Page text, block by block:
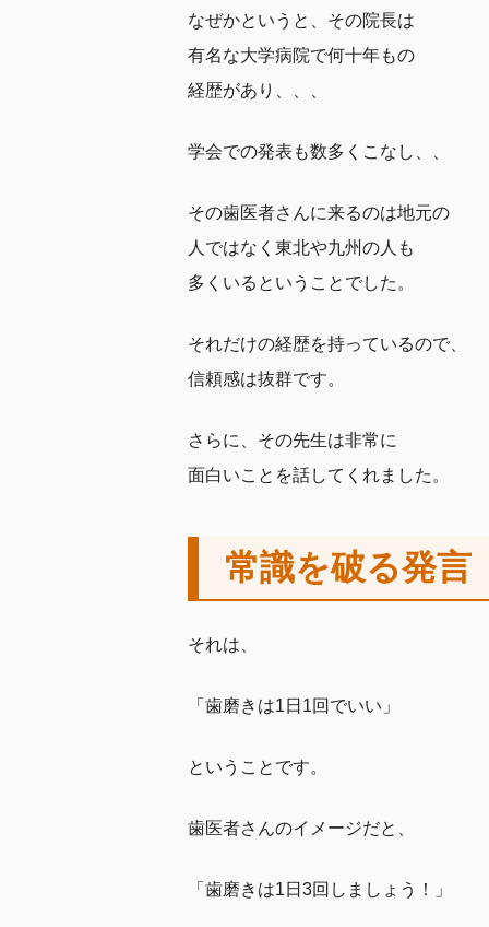
なぜかというと、その院長は
有名な大学病院で何十年もの
経歴があり、、、
学会での発表も数多くこなし、、
その歯医者さんに来るのは地元の
人ではなく東北や九州の人も
多くいるということでした。
それだけの経歴を持っているので、
信頼感は抜群です。
さらに、その先生は非常に
面白いことを話してくれました。
常識を破る発言
それは、
「歯磨きは1日1回でいい」
ということです。
歯医者さんのイメージだと、
「歯磨きは1日3回しましょう！」